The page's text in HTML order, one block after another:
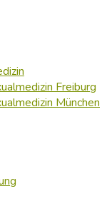
Freiburg
München